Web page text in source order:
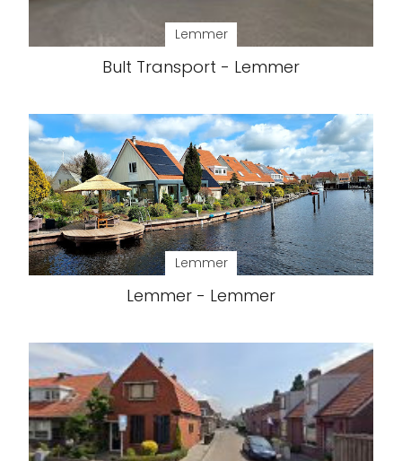
Lemmer
Bult Transport - Lemmer
Lemmer
Lemmer - Lemmer